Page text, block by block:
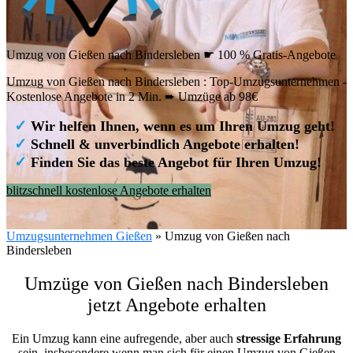
Umzug von Gießen nach Bindersleben ☛ 100 % Gratis-Angebote
Umzug von Gießen nach Bindersleben : Top-Umzugsunternehmen -
Kostenlose Angebote in 2 Min. ➨ Umzüge ab 98€
✓ Wir helfen Ihnen, wenn es um Ihren Umzug geht!
✓ Schnell & unverbindlich Angebote erhalten!
✓ Finden Sie das beste Angebot für Ihren Umzug!
blitzschnell kostenlose Angebote erhalten
Umzugsunternehmen Gießen » Umzug von Gießen nach
Bindersleben
Umzüge von Gießen nach Bindersleben
jetzt Angebote erhalten
Ein Umzug kann eine aufregende, aber auch stressige Erfahrung